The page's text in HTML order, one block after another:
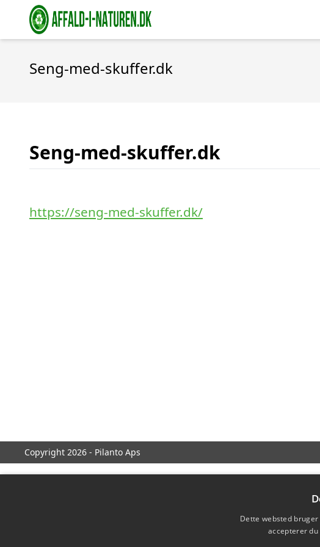
Seng-med-skuffer.dk
Seng-med-skuffer.dk
https://seng-med-skuffer.dk/
Copyright 2026 - Pilanto Aps
Dette websted
accepterer